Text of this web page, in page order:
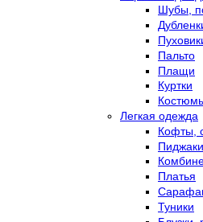
Шубы,
Пальто
Плащи
Куртки
Легкая одежда
Кофты,
Платья
Туники